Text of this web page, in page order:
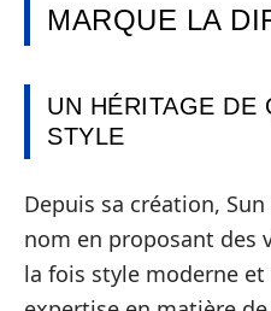
MARQUE LA
UN HÉRITAGE DE
STYLE
Depuis sa création,
nom en proposant des
la fois style moderne